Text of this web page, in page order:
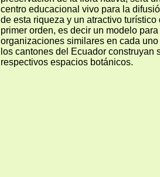
centro educacional vivo para la
de esta riqueza y un atractivo turístico
primer orden, es decir un modelo
organizaciones similares en cada uno
los cantones del Ecuador construyan
respectivos espacios botánicos.